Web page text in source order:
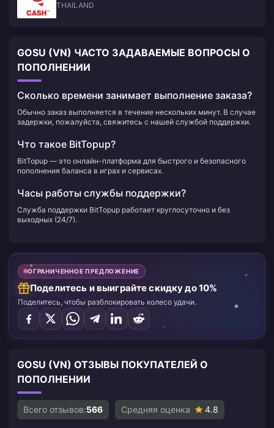
THAILAND
GOSU (VN) ЧАСТО ЗАДАВАЕМЫЕ ВОПРОСЫ О
ПОПОЛНЕНИИ
Сколько времени занимает выполнение заказа?
Обычно заказ выполняется в течение нескольких минут. В случае
задержки, пожалуйста, свяжитесь с нашей службой поддержки.
Что такое BitTopup?
BitTopup — это онлайн-платформа для быстрого и безопасного
пополнения баланса в играх и сервисах.
Часы работы службы поддержки?
Служба поддержки BitTopup работает круглосуточно и без
выходных (24/7).
ОГРАНИЧЕННОЕ ПРЕДЛОЖЕНИЕ
Поделитесь и выиграйте скидку до 10%
Поделитесь, чтобы разблокировать колесо удачи.
GOSU (VN) ОТЗЫВЫ ПОКУПАТЕЛЕЙ О
ПОПОЛНЕНИИ
Всего отзывов:566 Средняя оценка 4.8